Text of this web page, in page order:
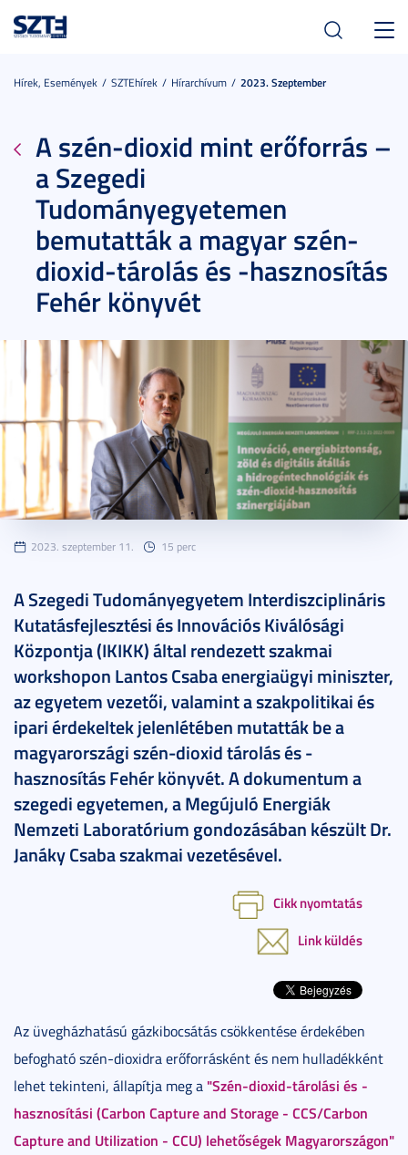
Hírek, Események SZTEhírek Hírarchívum 2023. Szeptember
A szén-dioxid mint erőforrás –
a Szegedi
Tudományegyetemen
bemutatták a magyar szén-
dioxid-tárolás és -hasznosítás
Fehér könyvét
2023. szeptember 11. 15 perc
A Szegedi Tudományegyetem Interdiszciplináris
Kutatásfejlesztési és Innovációs Kiválósági
Központja (IKIKK) által rendezett szakmai
workshopon Lantos Csaba energiaügyi miniszter,
az egyetem vezetői, valamint a szakpolitikai és
ipari érdekeltek jelenlétében mutatták be a
magyarországi szén-dioxid tárolás és -
hasznosítás Fehér könyvét. A dokumentum a
szegedi egyetemen, a Megújuló Energiák
Nemzeti Laboratórium gondozásában készült Dr.
Janáky Csaba szakmai vezetésével.
Cikk nyomtatás
Link küldés
Az üvegházhatású gázkibocsátás csökkentése érdekében
befogható szén-dioxidra erőforrásként és nem hulladékként
lehet tekinteni, állapítja meg a "Szén-dioxid-tárolási és -
hasznosítási (Carbon Capture and Storage - CCS/Carbon
Capture and Utilization - CCU) lehetőségek Magyarországon"